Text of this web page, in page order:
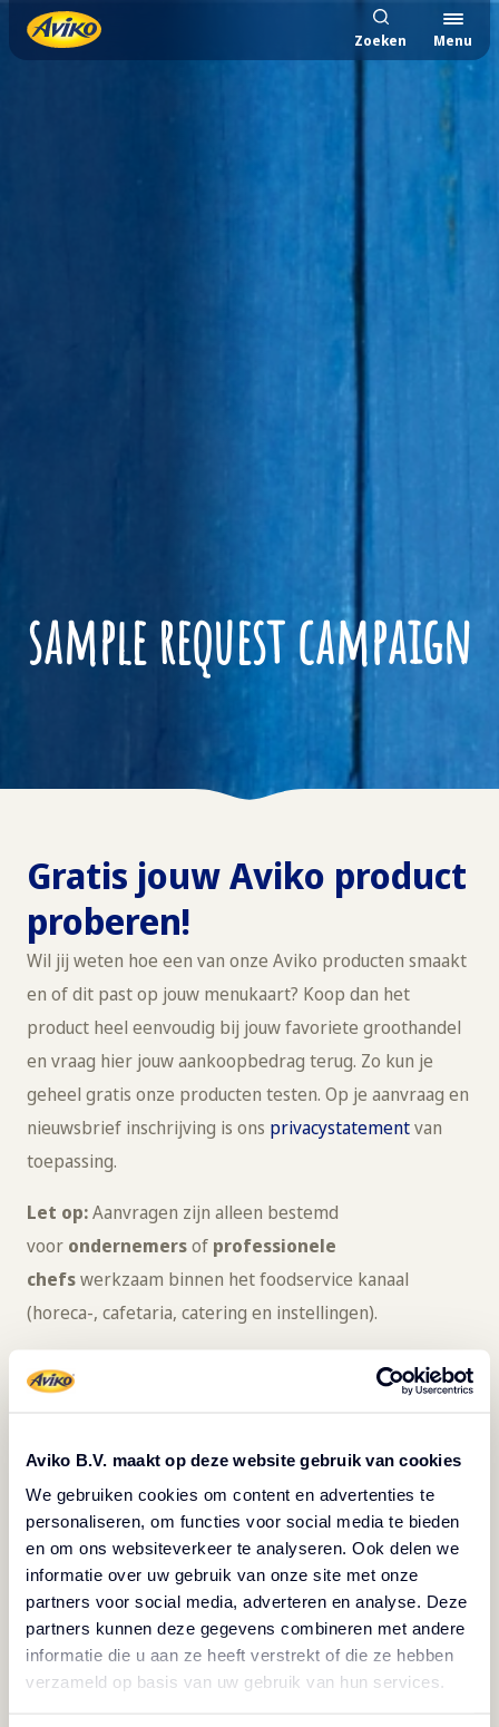
Aviko B.V. maakt op deze website gebruik van cookies
We gebruiken cookies om content en advertenties te
personaliseren, om functies voor social media te bieden
en om ons websiteverkeer te analyseren. Ook delen we
informatie over uw gebruik van onze site met onze
partners voor social media, adverteren en analyse. Deze
partners kunnen deze gegevens combineren met andere
informatie die u aan ze heeft verstrekt of die ze hebben
verzameld op basis van uw gebruik van hun services.
Zoeken Menu
sample request campaign
Gratis jouw Aviko product
proberen!
Wil jij weten hoe een van onze Aviko producten smaakt
en of dit past op jouw menukaart? Koop dan het
product heel eenvoudig bij jouw favoriete groothandel
en vraag hier jouw aankoopbedrag terug. Zo kun je
geheel gratis onze producten testen. Op je aanvraag en
nieuwsbrief inschrijving is ons privacystatementvan
toepassing.
Let op:Aanvragen zijn alleen bestemd
voor ondernemersof professionele
chefswerkzaam binnen het foodservice kanaal
(horeca-, cafetaria, catering en instellingen).
Ben je
? Dan verwijzen wij je graag door
naarwww.aviko.nl
Hoe probeer ik het Aviko product GRATIS
uit?
Hiervoor hoef je enkel: